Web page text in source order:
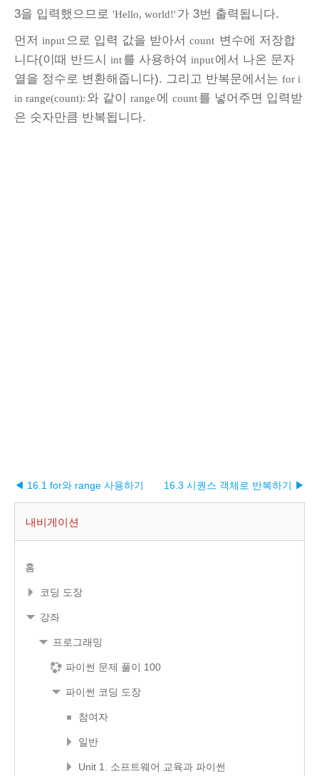
3을 입력했으므로 'Hello, world!' 가 3번 출력됩니다.
먼저 input으로 입력 값을 받아서 count 변수에 저장합
니다(이때 반드시 int를 사용하여 input에서 나온 문자
열을 정수로 변환해줍니다). 그리고 반복문에서는 for i
in range(count): 와 같이 range 에 count를 넣어주면 입력받
은 숫자만큼 반복됩니다.
◀ 16.1 for와 range 사용하기 16.3 시퀀스 객체로 반복하기 ▶︎
내비게이션
홈
코딩 도장
강좌
프로그래밍
파이썬 문제 풀이 100
파이썬 코딩 도장
참여자
일반
Unit 1. 소프트웨어 교육과 파이썬